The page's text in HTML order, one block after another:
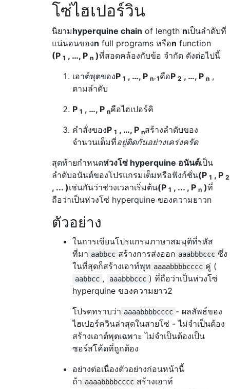
โซ่ไฮเปอร์วิน
นิยามhyperquine chain of length nเป็นลำดับที่
แน่นอนของn full programs หรือn function
(P 1 , …, P n )ที่สอดคล้องกับข้อ จำกัด ดังต่อไปนี้
เอาต์พุตของP 1 , …, P n-1คือP 2 , …, P n ,
ตามลำดับ
P 1 , …, P nคือไฮเปอร์คิ
คำสั่งของP 1 , …, P nสร้างลำดับของ
จำนวนเต็มที่อยู่ติดกันอย่างเคร่งครัด
สุดท้ายกำหนดห่วงโซ่ hyperquine อนันต์เป็น
ลำดับอนันต์ของโปรแกรมเต็มหรือฟังก์ชั่น(P 1 , P 2
, ... )เช่นกันว่าช่วงเวลาเริ่มต้น(P 1 , ... , P n )ที่
ถือว่าเป็นห่วงโซ่ hyperquine ของความยาวn
ตัวอย่าง
ในการเขียนโปรแกรมภาษาสมมุติที่รหัส
ที่มา aabbcc สร้างการส่งออก aaabbbccc ซึ่ง
ในที่สุดก็สร้างเอาท์พุท aaaabbbbcccc คู่ (
aabbcc , aaabbbccc ) ที่ถือว่าเป็นห่วงโซ่
hyperquine ของความยาว2
โปรดทราบว่า aaaabbbbcccc - ผลลัพธ์ของ
ไฮเปอร์ควินล่าสุดในสายโซ่ - ไม่จำเป็นต้อง
สร้างเอาต์พุตเฉพาะ ไม่จำเป็นต้องเป็น
ซอร์สโค้ดที่ถูกต้อง
อย่างต่อเนื่องตัวอย่างก่อนหน้านี้
ถ้า aaaabbbbcccc สร้างเอาท์